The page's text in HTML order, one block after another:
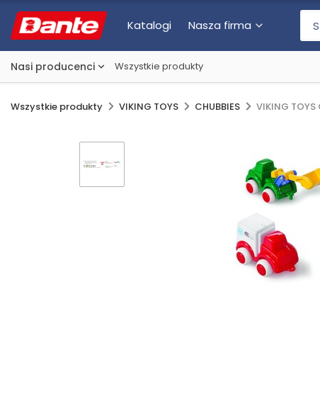
Katalogi Nasza firma
Nasi producenci Wszystkie produkty
Wszystkie produkty VIKING TOYS CHUBBIES VIKING TOYS